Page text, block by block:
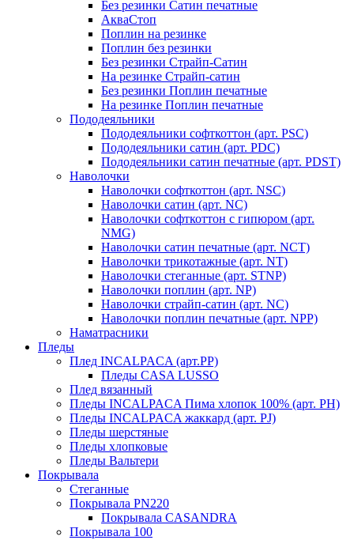
Без резинки Сатин печатные
АкваСтоп
Поплин на резинке
Поплин без резинки
Без резинки Страйп-Сатин
На резинке Страйп-сатин
Без резинки Поплин печатные
На резинке Поплин печатные
Пододеяльники
Пододеяльники софткоттон (арт. PSC)
Пододеяльники сатин (арт. PDC)
Пододеяльники сатин печатные (арт. PDST)
Наволочки
Наволочки софткоттон (арт. NSC)
Наволочки сатин (арт. NC)
Наволочки софткоттон с гипюром (арт.
NMG)
Наволочки сатин печатные (арт. NCT)
Наволочки трикотажные (арт. NT)
Наволочки стеганные (арт. STNP)
Наволочки поплин (арт. NP)
Наволочки страйп-сатин (арт. NC)
Наволочки поплин печатные (арт. NPP)
Наматрасники
Пледы
Плед INCALPACA (арт.PP)
Пледы CASA LUSSO
Плед вязанный
Пледы INCALPACA Пима хлопок 100% (арт. PH)
Пледы INCALPACA жаккард (арт. PJ)
Пледы шерстяные
Пледы хлопковые
Пледы Вальтери
Покрывала
Стеганные
Покрывала PN220
Покрывала CASANDRA
Покрывала 100